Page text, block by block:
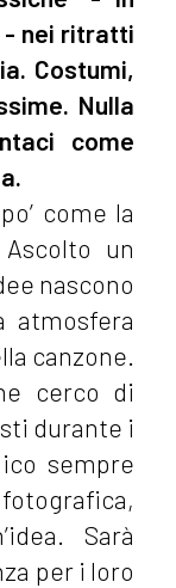
- nei ritratti
Costumi,
Nulla
come
come la
un
nascono
atmosfera
canzone.
cerco di
durante i
sempre
Sarà
per i loro